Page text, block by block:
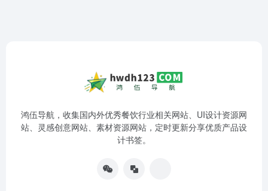
鸿伍导航，收集国内外优秀餐饮行业相关网站、UI设计资源网
站、灵感创意网站、素材资源网站，定时更新分享优质产品设
计书签。